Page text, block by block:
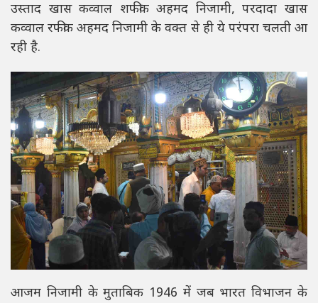
उस्ताद खास कव्वाल शफीक अहमद निजामी, परदादा खास
कव्वाल रफीक अहमद निजामी के वक्त से ही ये परंपरा चलती आ
रही है.
आजम निजामी के मुताबिक 1946 में जब भारत विभाजन के